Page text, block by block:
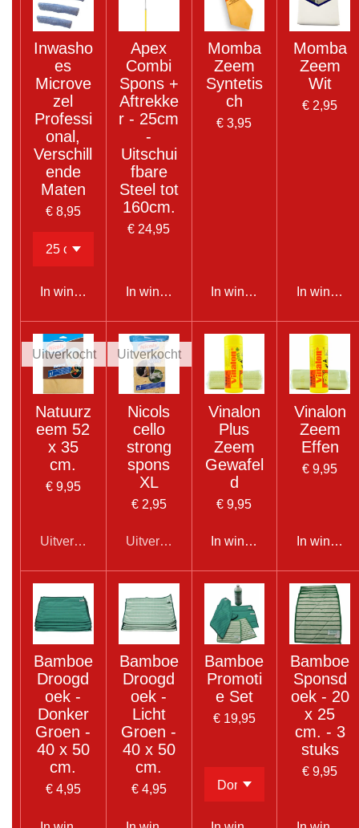
Inwasho
es
Microve
zel
Professi
onal,
Verschill
ende
Maten
€ 8,95
In winkelwagen
Apex
Combi
Spons +
Aftrekke
r - 25cm
-
Uitschui
fbare
Steel tot
160cm.
€ 24,95
In winkelwagen
Momba
Zeem
Syntetis
ch
€ 3,95
In winkelwagen
Momba
Zeem
Wit
€ 2,95
In
Uitverkocht
Natuurz
eem 52
x 35
cm.
€ 9,95
Uitverkocht
Uitverkocht
Nicols
cello
strong
spons
XL
€ 2,95
Uitverkocht
Vinalon
Plus
Zeem
Gewafel
d
€ 9,95
In winkelwagen
Vinalon
Zeem
Effen
€ 9,95
In
Bamboe
Droogd
oek -
Donker
Groen -
40 x 50
cm.
€ 4,95
Bamboe
Droogd
oek -
Licht
Groen -
40 x 50
cm.
€ 4,95
Bamboe
Promoti
e Set
€ 19,95
Bamboe
Sponsd
oek - 20
x 25
cm. - 3
stuks
€ 9,95